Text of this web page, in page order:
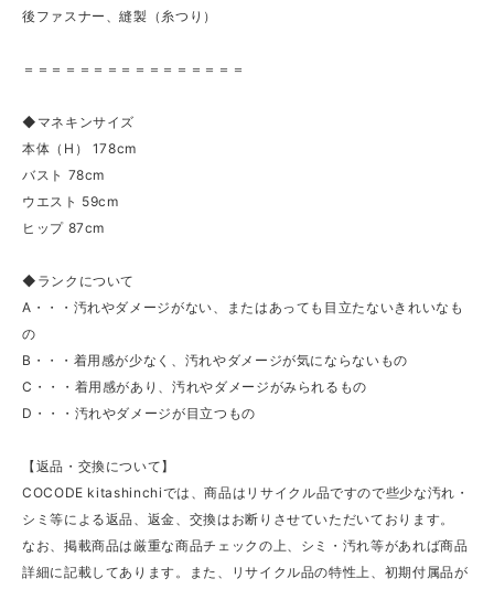
後ファスナー、縫製（糸つり）
＝＝＝＝＝＝＝＝＝＝＝＝＝＝＝＝
◆マネキンサイズ
本体（H） 178cm
バスト 78cm
ウエスト 59cm
ヒップ 87cm
◆ランクについて
A・・・汚れやダメージがない、またはあっても目立たないきれいなも
の
B・・・着用感が少なく、汚れやダメージが気にならないもの
C・・・着用感があり、汚れやダメージがみられるもの
D・・・汚れやダメージが目立つもの
【返品・交換について】
COCODE kitashinchiでは、商品はリサイクル品ですので些少な汚れ・
シミ等による返品、返金、交換はお断りさせていただいております。
なお、掲載商品は厳重な商品チェックの上、シミ・汚れ等があれば商品
詳細に記載してあります。また、リサイクル品の特性上、初期付属品が